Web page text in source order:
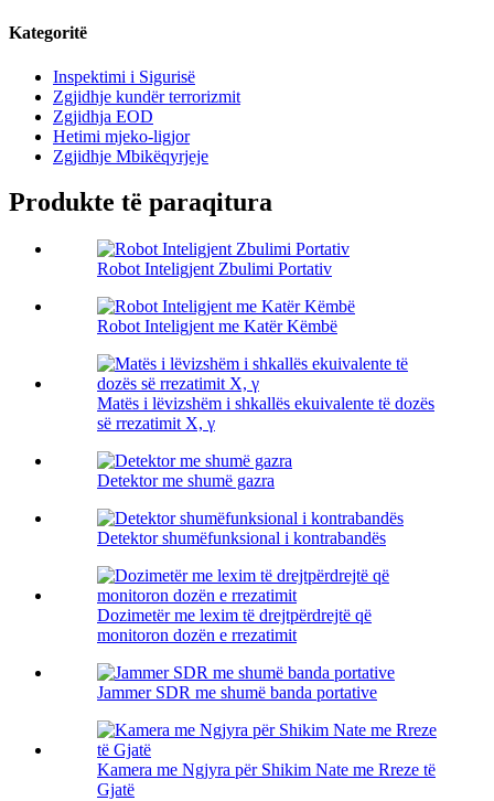
Kategoritë
Inspektimi i Sigurisë
Zgjidhje kundër terrorizmit
Zgjidhja EOD
Hetimi mjeko-ligjor
Zgjidhje Mbikëqyrjeje
Produkte të paraqitura
Robot Inteligjent Zbulimi Portativ
Robot Inteligjent me Katër Këmbë
Matës i lëvizshëm i shkallës ekuivalente të dozës
së rrezatimit X, γ
Detektor me shumë gazra
Detektor shumëfunksional i kontrabandës
Dozimetër me lexim të drejtpërdrejtë që
monitoron dozën e rrezatimit
Jammer SDR me shumë banda portative
Kamera me Ngjyra për Shikim Nate me Rreze të
Gjatë